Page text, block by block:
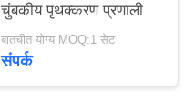
चुंबकीय पृथक्करण प्रणाली
बातचीत योग्य MOQ:1 सेट
संपर्क